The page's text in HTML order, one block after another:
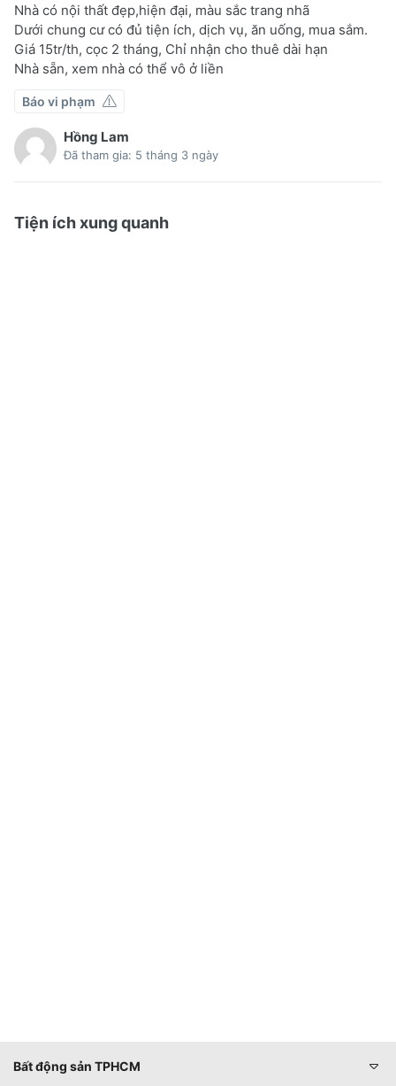
Nhà có nội thất đẹp,hiện đại, màu sắc trang nhã
Dưới chung cư có đủ tiện ích, dịch vụ, ăn uống, mua sắm.
Giá 15tr/th, cọc 2 tháng, Chỉ nhận cho thuê dài hạn
Nhà sẵn, xem nhà có thể vô ở liền
Báo vi phạm
Hồng Lam
Đã tham gia: 5 tháng 3 ngày
Tiện ích xung quanh
Bất động sản TPHCM